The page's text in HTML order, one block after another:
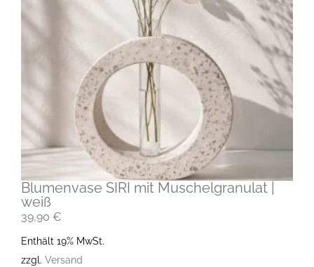
Blumenvase SIRI mit Muschelgranulat |
weiß
39,90 €
Enthält 19% MwSt.
zzgl. Versand